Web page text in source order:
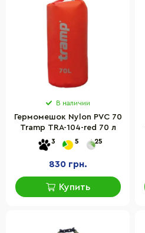
В наличии
Гермомешок Nylon PVC 70
Tramp TRA-104-red 70 л
3 5 25
830 грн.
Купить